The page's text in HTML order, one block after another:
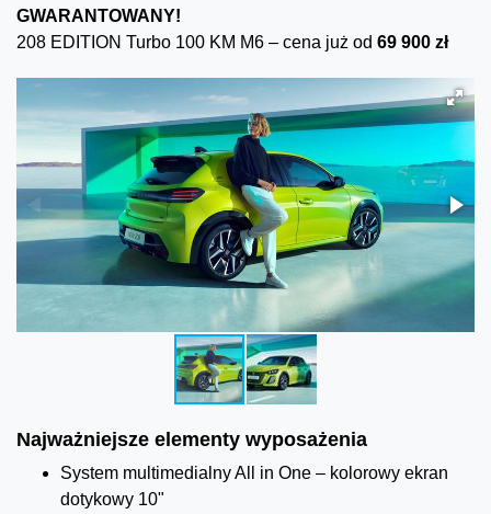
GWARANTOWANY!
208 EDITION Turbo 100 KM M6 – cena już od 69 900 zł
Najważniejsze elementy wyposażenia
System multimedialny All in One – kolorowy ekran
dotykowy 10"